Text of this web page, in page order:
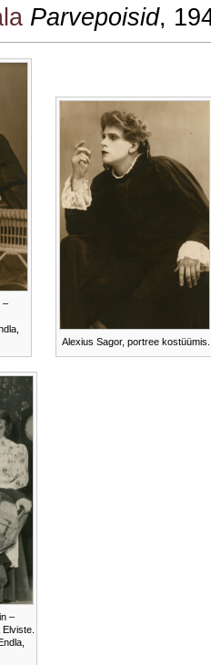
Parvepoisid,
–
Alexius Sagor, portree kostüümis.
–